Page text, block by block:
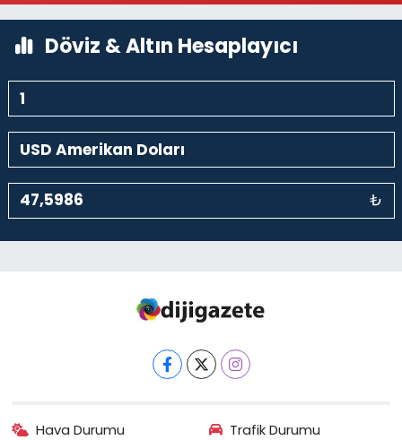
Döviz & Altın Hesaplayıcı
₺
Hava Durumu Trafik Durumu